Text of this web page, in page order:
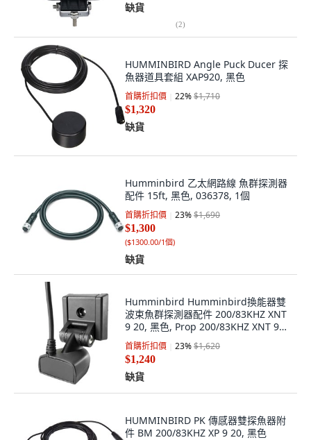
缺貨
(2)
HUMMINBIRD Angle Puck Ducer 探
魚器道具套組 XAP920, 黑色
首購折扣價 22%$1,710
$1,320
缺貨
Humminbird 乙太網路線 魚群探測器
配件 15ft, 黑色, 036378, 1個
首購折扣價 23%$1,690
$1,300
($1300.00/1個)
缺貨
Humminbird Humminbird換能器雙
波束魚群探測器配件 200/83KHZ XNT
9 20, 黑色, Prop 200/83KHZ XNT 9
20
首購折扣價 23%$1,620
$1,240
缺貨
HUMMINBIRD PK 傳感器雙探魚器附
件 BM 200/83KHZ XP 9 20, 黑色